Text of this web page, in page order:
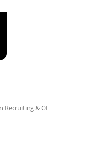
Recruiting & OE